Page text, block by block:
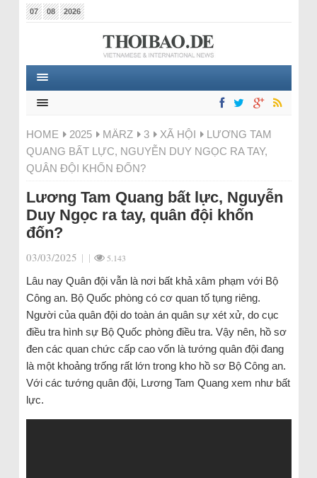
07 08 2026
HOME 2025 MÄRZ 3 XÃ HỘI
LƯƠNG TAM
QUANG BẤT LỰC, NGUYỄN DUY NGỌC RA TAY,
QUÂN ĐỘI KHỐN ĐỐN?
Lương Tam Quang bất lực, Nguyễn
Duy Ngọc ra tay, quân đội khốn
đốn?
03/03/2025 | | 5.143
Lâu nay Quân đội vẫn là nơi bất khả xâm phạm với Bộ
Công an. Bộ Quốc phòng có cơ quan tố tụng riêng.
Người của quân đội do toàn án quân sự xét xử, do cục
điều tra hình sự Bộ Quốc phòng điều tra. Vậy nên, hồ sơ
đen các quan chức cấp cao vốn là tướng quân đội đang
là một khoảng trống rất lớn trong kho hồ sơ Bộ Công an.
Với các tướng quân đội, Lương Tam Quang xem như bất
lực.